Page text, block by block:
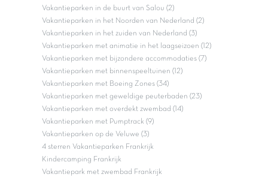
Vakantieparken in de buurt van Salou (2)
Vakantieparken in het Noorden van Nederland (2)
Vakantieparken in het zuiden van Nederland (3)
Vakantieparken met animatie in het laagseizoen (12)
Vakantieparken met bijzondere accommodaties (7)
Vakantieparken met binnenspeeltuinen (12)
Vakantieparken met Boeing Zones (34)
Vakantieparken met geweldige peuterbaden (23)
Vakantieparken met overdekt zwembad (14)
Vakantieparken met Pumptrack (9)
Vakantieparken op de Veluwe (3)
4 sterren Vakantieparken Frankrijk
Kindercamping Frankrijk
Vakantiepark met zwembad Frankrijk